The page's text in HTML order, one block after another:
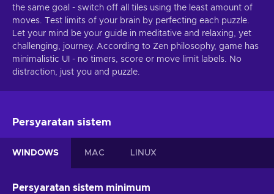
the same goal - switch off all tiles using the least amount of
moves. Test limits of your brain by perfecting each puzzle.
Let your mind be your guide in meditative and relaxing, yet
challenging, journey. According to Zen philosophy, game has
minimalistic UI - no timers, score or move limit labels. No
distraction, just you and puzzle.
Persyaratan sistem
WINDOWS MAC LINUX
Persyaratan sistem minimum